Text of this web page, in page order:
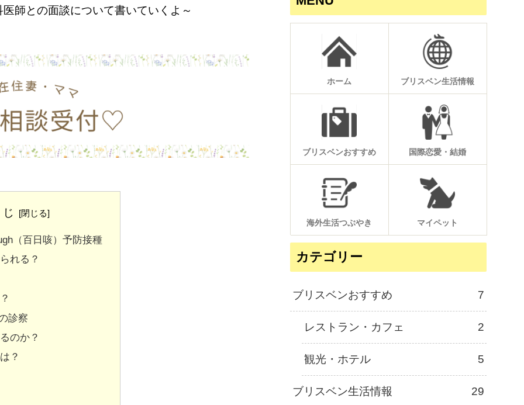
師との面談について書いていくよ～
（百日咳）予防接種
れる？
診察
のか？
？
ホーム ブリスベン生活情報
ブリスベンおすすめ 国際恋愛・結婚
海外生活つぶやき マイペット
カテゴリー
ブリスベンおすすめ 7
レストラン・カフェ 2
観光・ホテル 5
ブリスベン生活情報 29